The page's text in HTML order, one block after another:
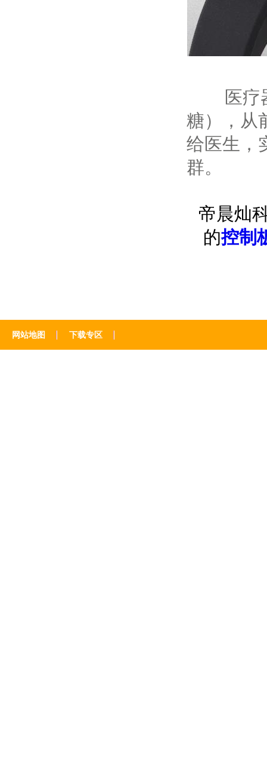
医疗
糖），从
给医生，
群。
帝晨灿
的控制
网站地图 下载专区